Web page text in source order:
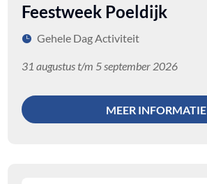
Feestweek Poeldijk
Gehele Dag Activiteit
31 augustus t/m 5 september 2026
MEER INFORMATIE